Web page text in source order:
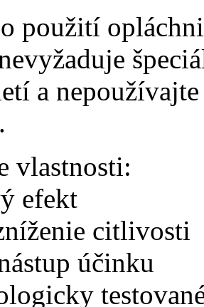
použití
a
vlastnosti:
efekt
citlivosti
účinku